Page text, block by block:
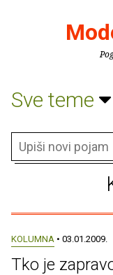
Sve teme
KOLUMNA • 03.01.2009.
Tko je